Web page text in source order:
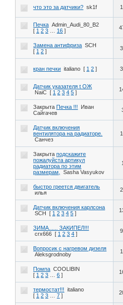
что это за датчики? sk1f
Печка Admin_Audi_80_B2
[ 1 2 3 16 ]
Замена антифриза SCH
[ 1 2 ]
кран печки italiano [ 1 2 ]
Датчик указателя t ОЖ
NaiC [ 1 2 3 4 5 ]
Закрыта Печка !!!
Иван
Сайгачев
Датчик включения
вентилятора на радиаторе.
Санчез
Закрытаподскажите
пожалуйста артикул
радиатора по этим
размерам,
Sasha Vasyukov
1
быстро греется двигатель
илья
Датчик включения карлсона
SCH
[ 1 2 3 4 5 ]
ЗИМА...... ЗАКИПЕЛ!!!
crx666 [ 1 2 3 4 ]
Вопросик с нагревом дизеля
Aleksgrodnoby
Помпа COOLIBIN
[ 1 2 3 6 ]
термостат!!!
italiano
[ 1 2 3 7 ]